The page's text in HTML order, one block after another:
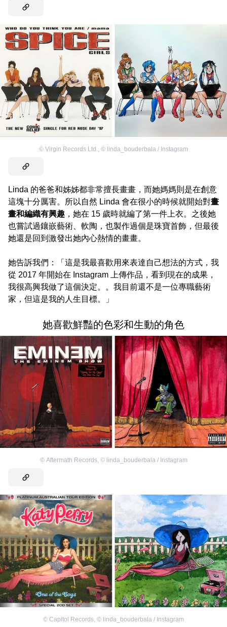
© Virgin Records Ltd. © linda_bouderbala / Instagram
Linda 的爸爸和姊姊都非常擅長畫畫，而她媽媽則是在創意
這塊十分厲害。所以自然 Linda 會在很小的時候就開始對畫
畫和編織有興趣 ，她在 15 歲時就編了第一件上衣。之後她
也嘗試過鑲嵌藝術、軟陶，也製作過個是珠寶首飾，但最後
她還是回到激發出她內心熱情的畫畫。
她告訴我們：「這是我最喜歡用來表達自己想法的方式，我
從 2017 年開始在 Instagram 上傳作品，看到現在的成果，
我很高興我做了這個決定。。我目前還不是一位專職藝術
家，但這是我的人生目標。」
她喜歡鮮豔的色彩和生動的角色
© Aftermath Records, © linda_bouderbala / Instagram
© Capitol Records © linda_bouderbala / Instagram